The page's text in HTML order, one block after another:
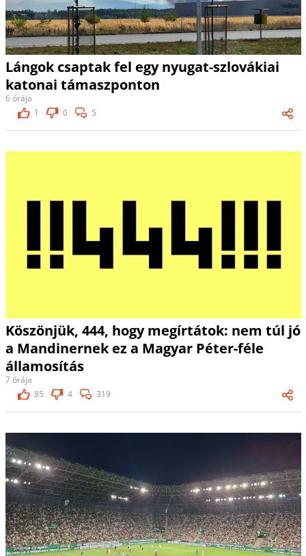
Lángok csaptak fel egy nyugat-szlovákiai
katonai támaszponton
6 órája
1
0 5
Köszönjük, 444, hogy megírtátok: nem túl jó
a Mandinernek ez a Magyar Péter-féle
államosítás
7 órája
85
4 319